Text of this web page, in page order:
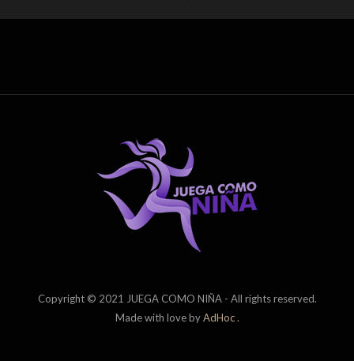
Copyright © 2021 JUEGA COMO NIÑA - All rights reserved.
Made with love byAdHoc.